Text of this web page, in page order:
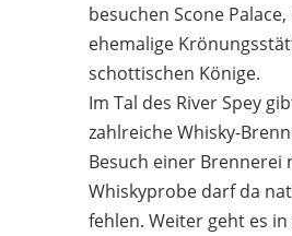
besuchen Scone Palace,
ehemalige
schottischen Könige.
Im Tal des River Spey
zahlreiche Whisky-
Besuch einer Brennerei
Whiskyprobe darf da
fehlen. Weiter geht es in